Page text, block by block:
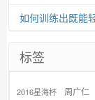
如何训练出既能
标签
2016星海杯 周广仁